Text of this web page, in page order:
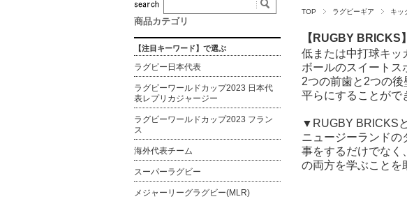
TOP ラグビーギア キッ
【RUGBY BRICKS】
低または中打球キッ
ボールのスイートス
2つの前歯と2つの
平らにすることがで
▼RUGBY BRICKS
ニュージーランド
事をするだけでなく
の両方を学ぶことを
商品カテゴリ
【注目キーワード】で選ぶ
ラグビー日本代表
ラグビーワールドカップ2023 日本代
表レプリカジャージー
ラグビーワールドカップ2023 フラン
ス
海外代表チーム
スーパーラグビー
メジャーリーグラグビー(MLR)